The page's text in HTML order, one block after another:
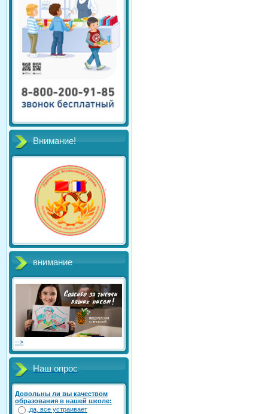
Внимание!
внимание
-->
Наш опрос
Довольны ли вы качеством
образования в нашей школе:
да, все устраивает